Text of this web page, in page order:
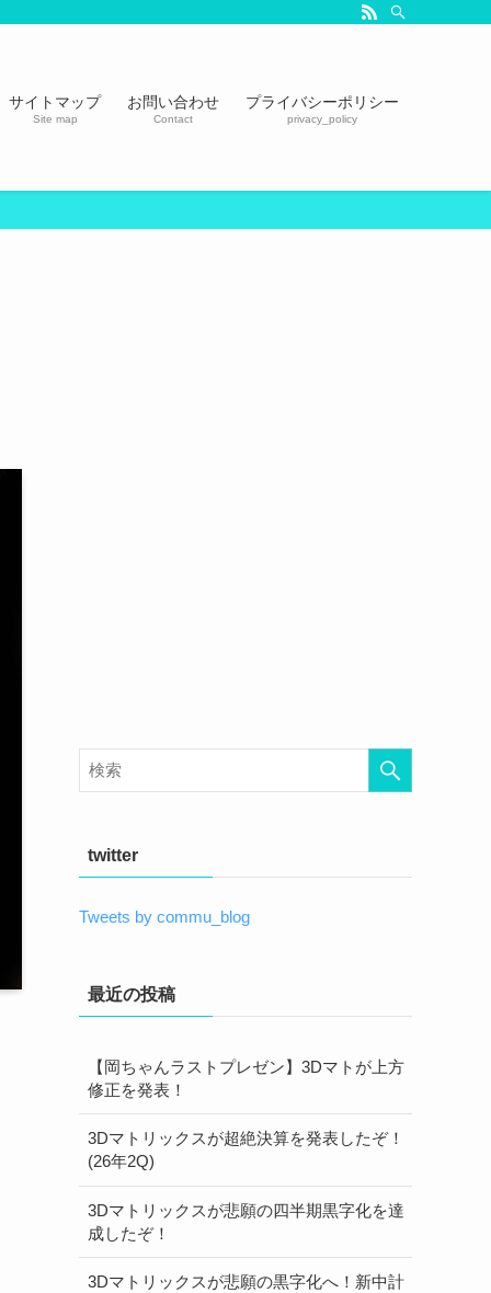
サイトマップ
Site map
お問い合わせ
Contact
プライバシーポリシー
privacy_policy
twitter
Tweets by commu_blog
最近の投稿
【岡ちゃんラストプレゼン】3Dマトが上方
修正を発表！
3Dマトリックスが超絶決算を発表したぞ！
(26年2Q)
3Dマトリックスが悲願の四半期黒字化を達
成したぞ！
3Dマトリックスが悲願の黒字化へ！新中計